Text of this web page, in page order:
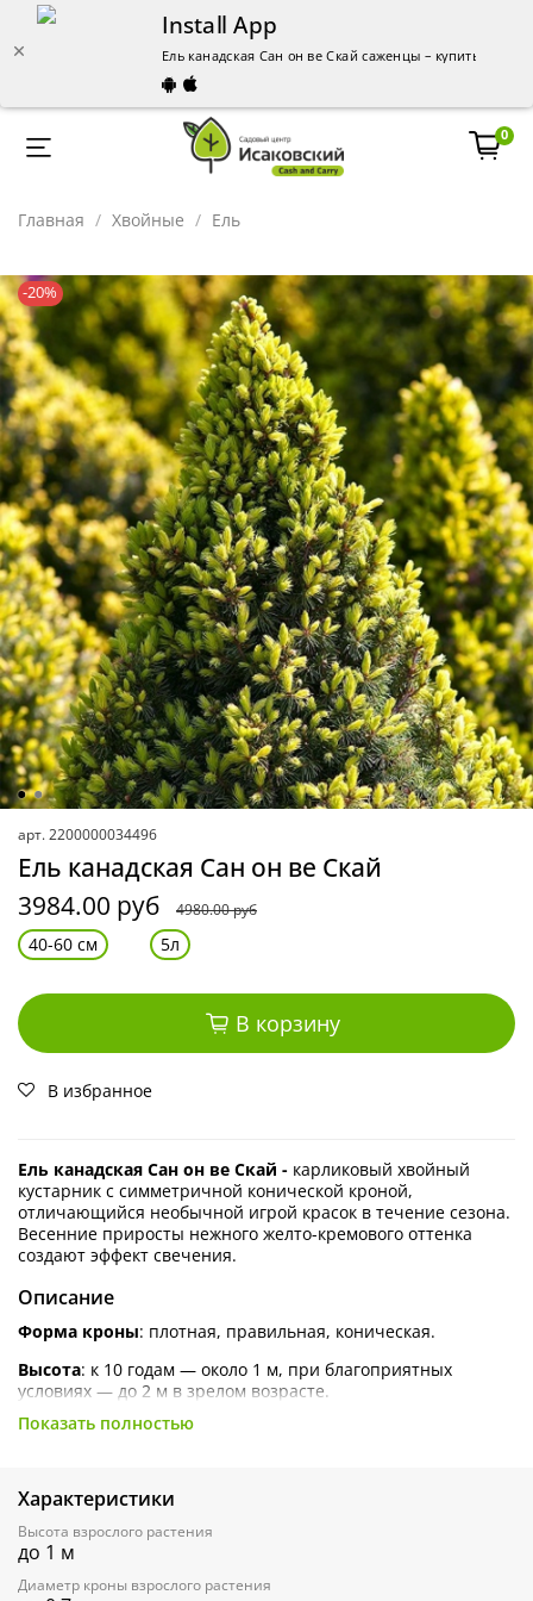
Install App
Ель канадская Сан он ве Скай саженцы – купить в
0
Главная Хвойные Ель
-20%
арт. 2200000034496
Ель канадская Сан он ве Скай
3984.00 руб
4980.00 руб
40-60 см 5л
В корзину
В избранное
Ель канадская Сан он ве Скай - карликовый хвойный
кустарник с симметричной конической кроной,
отличающийся необычной игрой красок в течение сезона.
Весенние приросты нежного желто-кремового оттенка
создают эффект свечения.
Описание
Форма кроны: плотная, правильная, коническая.
Высота: к 10 годам — около 1 м, при благоприятных
условиях — до 2 м в зрелом возрасте.
Ширина: до 50 см.
короткая и мягкая. Молодые побеги — кремово-жёлтого
цвета.
Шишки
Темп роста:5-6 см в год.
Показать полностью
Характеристики
Высота взрослого растения
до 1 м
Диаметр кроны взрослого растения